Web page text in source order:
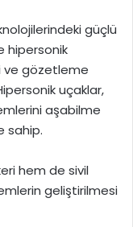
güçlü
hipersonik
ve gözetleme
uçaklar,
aşabilme
sahip.
hem de sivil
geliştirilmesi